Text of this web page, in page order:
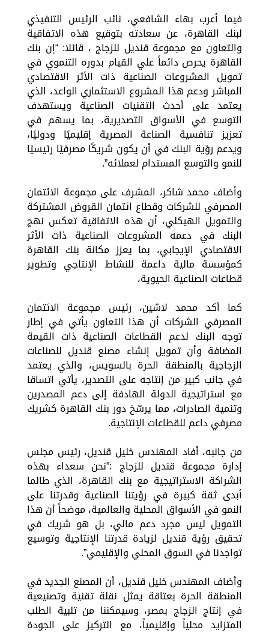
فيما أعرب بهاء الشافعي، نائب الرئيس التنفيذي
لبنك القاهرة، عن سعادته بتوقيع هذه الاتفاقية
والتعاون مع مجموعة قنديل للزجاج ، قائلا: “إن بنك
القاهرة يحرص دائماً علي القيام بدوره التنموي في
تمويل المشروعات الصناعية ذات الأثر الاقتصادي
المباشر ودعم هذا المشروع الاستثماري الواعد، الذي
يعتمد على أحدث التقنيات الصناعية ويستهدف
التوسع في الأسواق التصديرية، بما يسهم في
تعزيز تنافسية الصناعة المصرية إقليميًا ودوليًا،
ويدعم رؤية البنك في أن يكون شريكًا مصرفيًا رئيسيًا
للنمو والتوسع المستدام لعملائه”.
وأضاف محمد شاكر، المشرف على مجموعة الائتمان
المصرفي للشركات وقطاع ائتمان القروض المشتركة
والتمويل الهيكلي، أن هذه الاتفاقية تعكس نهج
البنك في دعمه المشروعات الصناعية ذات الأثر
الاقتصادي الإيجابي، بما يعزز مكانة بنك القاهرة
كمؤسسة مالية داعمة للنشاط الإنتاجي وتطوير
قطاعات الصناعية الحيوية،
كما أكد محمد لاشين، رئيس مجموعة الائتمان
المصرفي الشركات أن هذا التعاون يأتي في إطار
توجه البنك لدعم القطاعات الصناعية ذات القيمة
المضافة وأن تمويل إنشاء مصنع قنديل للصناعات
الزجاجية بالمنطقة الحرة بالسويس، والذي يعتمد
في جانب كبير من إنتاجه على التصدير، يأتي اتساقا
مع استراتيجية الدولة الهادفة إلى دعم المصدرين
وتنمية الصادرات، مما يرسّخ دور بنك القاهرة كشريك
مصرفي داعم للقطاعات الإنتاجية.
من جانبه، أفاد المهندس خليل قنديل، رئيس مجلس
إدارة مجموعة قنديل للزجاج :”نحن سعداء بهذه
الشراكة الاستراتيجية مع بنك القاهرة، الذي طالما
أبدى ثقة كبيرة في رؤيتنا الصناعية وقدرتنا على
النمو في الأسواق المحلية والعالمية، موضحاً أن هذا
التمويل ليس مجرد دعم مالي، بل هو شريك في
تحقيق رؤية قنديل لزيادة قدرتنا الإنتاجية وتوسيع
تواجدنا في السوق المحلي والإقليمي”.
وأضاف المهندس خليل قنديل، أن المصنع الجديد في
المنطقة الحرة بعتاقة يمثل نقلة تقنية وتصنيعية
في إنتاج الزجاج بمصر، وسيمكننا من تلبية الطلب
المتزايد محلياً وإقليمياً، مع التركيز على الجودة